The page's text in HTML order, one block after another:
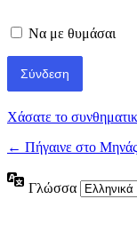
Να με θυμάσαι
Χάσατε το
← Πήγαινε στο Μηνάς
Γλώσσα